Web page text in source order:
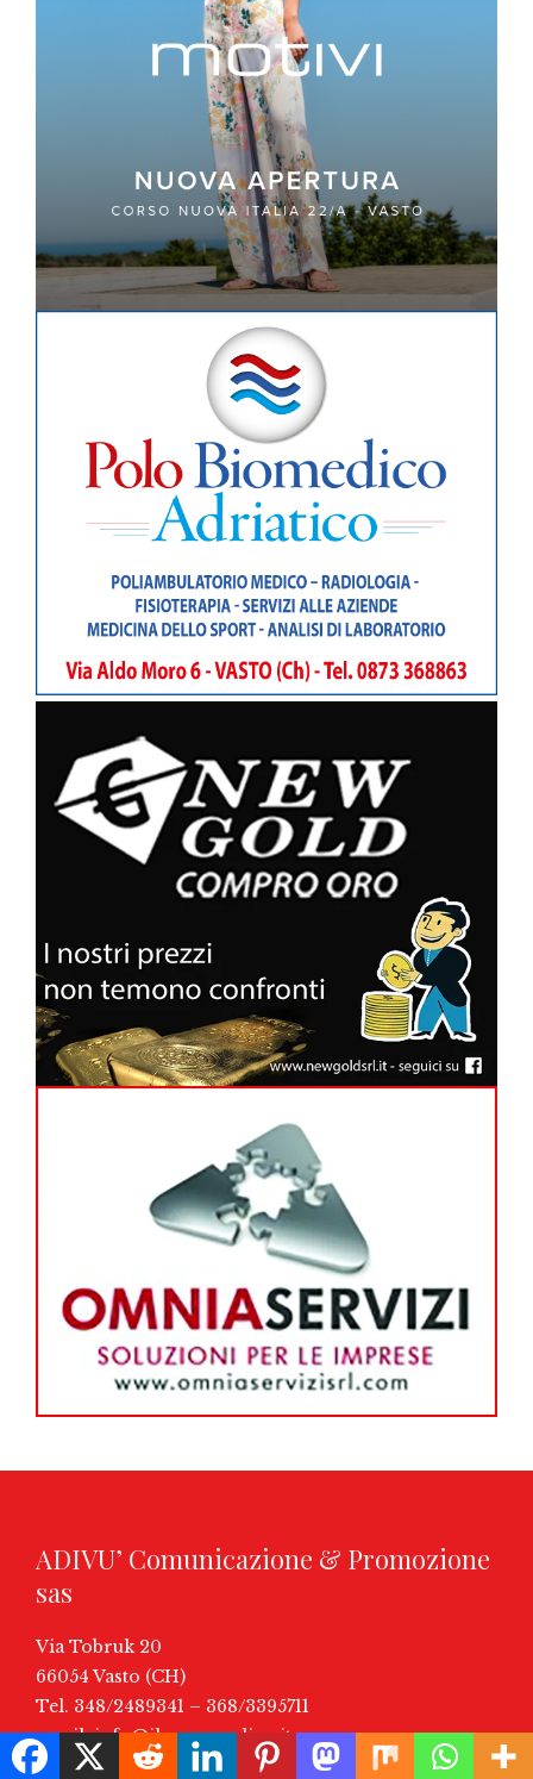
ADIVU’ Comunicazione & Promozione
sas
Via Tobruk 20
66054 Vasto (CH)
Tel. 348/2489341 – 368/3395711
email:info@ilnuovoonline.it
Direttore: Alfonso Di Virgilio